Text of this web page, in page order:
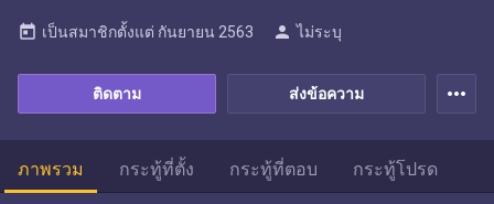
ส่งข้อความ
ติดตาม
today เป็นสมาชิกตั้งแต่ กันยายน 2563 person ไม่ระบุ
more_horiz
ภาพรวม กระทู้ที่ตั้ง กระทู้ที่ตอบ กระทู้โปรด